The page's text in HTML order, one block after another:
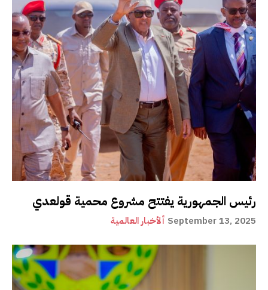
رئيس الجمهورية يفتتح مشروع محمية قولعدي
ألأخبار العالمية September 13, 2025